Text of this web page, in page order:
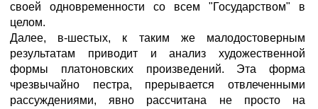
своей одновременности со всем "Государством" в
целом.
Далее, в-шестых, к таким же малодостоверным
результатам приводит и анализ художественной
формы платоновских произведений. Эта форма
чрезвычайно пестра, прерывается отвлеченными
рассуждениями, явно рассчитана не просто на